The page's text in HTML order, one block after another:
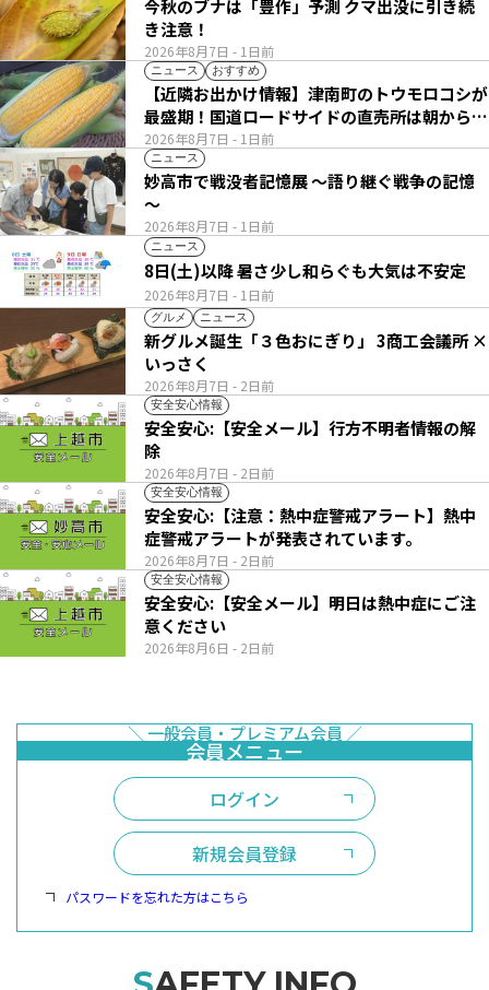
2026年8月7日 - 1日前
今秋のブナは「豊作」予測 クマ出没に引き続
き注意！
ニュース おすすめ
2026年8月7日 - 1日前
【近隣お出かけ情報】津南町のトウモロコシが
最盛期！国道ロードサイドの直売所は朝から長
い列
ニュース
2026年8月7日 - 1日前
妙高市で戦没者記憶展 ～語り継ぐ戦争の記憶
～
ニュース
2026年8月7日 - 1日前
8日(土)以降 暑さ少し和らぐも大気は不安定
グルメ ニュース
2026年8月7日 - 2日前
新グルメ誕生「３色おにぎり」 3商工会議所 ×
いっさく
安全安心情報
2026年8月7日 - 2日前
安全安心:【安全メール】行方不明者情報の解
除
安全安心情報
2026年8月7日 - 2日前
安全安心:【注意：熱中症警戒アラート】熱中
症警戒アラートが発表されています。
安全安心情報
2026年8月6日 - 2日前
安全安心:【安全メール】明日は熱中症にご注
意ください
ログイン
新規会員登録
パスワードを忘れた方はこちら